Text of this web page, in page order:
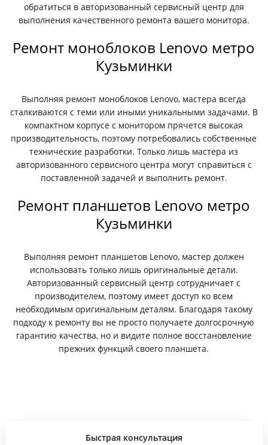
обратиться в авторизованный сервисный центр для
выполнения качественного ремонта вашего монитора.
Ремонт моноблоков Lenovo метро
Кузьминки
Выполняя ремонт моноблоков Lenovo, мастера всегда
сталкиваются с теми или иными уникальными задачами. В
компактном корпусе с монитором прячется высокая
производительность, поэтому потребовались собственные
технические разработки. Только лишь мастера из
авторизованного сервисного центра могут справиться с
поставленной задачей и выполнить ремонт.
Ремонт планшетов Lenovo метро
Кузьминки
Выполняя ремонт планшетов Lenovo, мастер должен
использовать только лишь оригинальные детали.
Авторизованный сервисный центр сотрудничает с
производителем, поэтому имеет доступ ко всем
необходимым оригинальным деталям. Благодаря такому
подходу к ремонту вы не просто получаете долгосрочную
гарантию качества, но и видите полное восстановление
прежних функций своего планшета.
Быстрая консультация